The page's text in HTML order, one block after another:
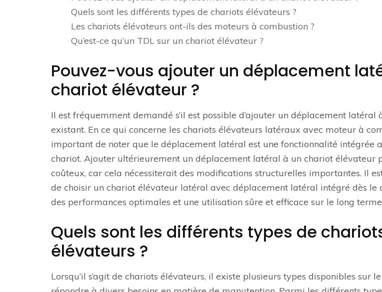
Quels sont les différents types de chariots élévateurs ?
Les chariots élévateurs ont-ils des moteurs à combustion ?
Qu’est-ce qu’un TDL sur un chariot élévateur ?
Pouvez-vous ajouter un déplacement
chariot élévateur ?
Il est fréquemment demandé s’il est possible d’ajouter un déplacement
existant. En ce qui concerne les chariots élévateurs latéraux avec moteur à
important de noter que le déplacement latéral est une fonctionnalité intégrée
chariot. Ajouter ultérieurement un déplacement latéral à un chariot élévateur
coûteux, car cela nécessiterait des modifications structurelles importantes. Il
de choisir un chariot élévateur latéral avec déplacement latéral intégré dès
des performances optimales et une utilisation sûre et efficace sur le long
Quels sont les différents types de
élévateurs ?
Lorsqu’il s’agit de chariots élévateurs, il existe plusieurs types disponibles sur